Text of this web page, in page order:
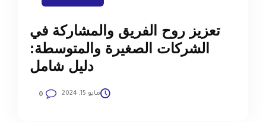
تعزيز روح الفريق والمشاركة في
الشركات الصغيرة والمتوسطة:
دليل شامل
مايو 15, 2024 0